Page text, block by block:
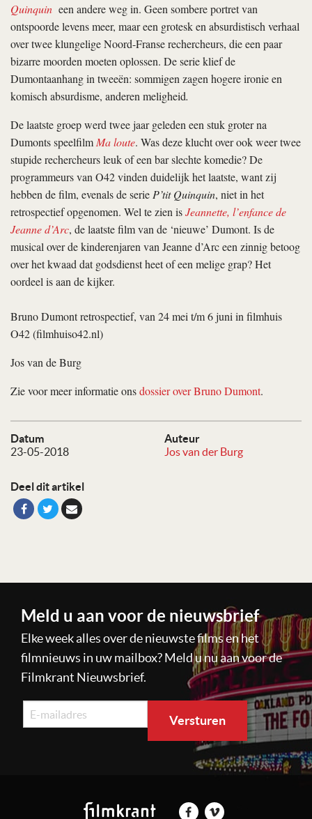
Datum
23-05-2018
Auteur
Jos van der Burg
Deel dit artikel
Quinquin een andere weg in. Geen sombere portret van
ontspoorde levens meer, maar een grotesk en absurdistisch verhaal
over twee klungelige Noord-Franse rechercheurs, die een paar
bizarre moorden moeten oplossen. De serie klief de
Dumontaanhang in tweeën: sommigen zagen hogere ironie en
komisch absurdisme, anderen meligheid.
De laatste groep werd twee jaar geleden een stuk groter na
Dumonts speelfilmMa loute. Was deze klucht over ook weer twee
stupide rechercheurs leuk of een bar slechte komedie? De
programmeurs van O42 vinden duidelijk het laatste, want zij
hebben de film, evenals de serieP’tit Quinquin, niet in het
retrospectief opgenomen. Wel te zien isJeannette, l’enfance de
Jeanne d’Arc, de laatste film van de ‘nieuwe’ Dumont. Is de
musical over de kinderenjaren van Jeanne d’Arc een zinnig betoog
over het kwaad dat godsdienst heet of een melige grap? Het
oordeel is aan de kijker.
Bruno Dumont retrospectief, van 24 mei t/m 6 juni in filmhuis
O42 (filmhuiso42.nl)
Jos van de Burg
Zie voor meer informatie onsdossier over Bruno Dumont.
Meld u aan voor de nieuwsbrief
Elke week alles over de nieuwste films en het
filmnieuws in uw mailbox? Meld u nu aan voor de
Filmkrant Nieuwsbrief.